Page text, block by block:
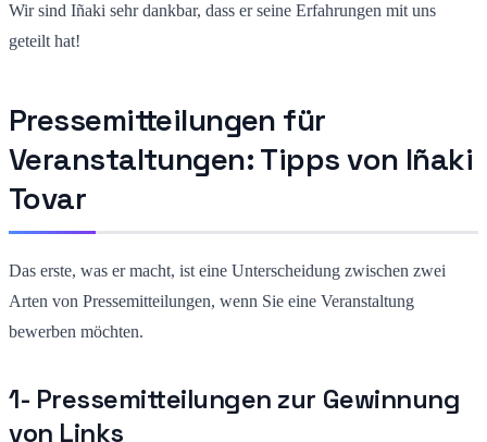
Wir sind Iñaki sehr dankbar, dass er seine Erfahrungen mit uns
geteilt hat!
Pressemitteilungen für
Veranstaltungen: Tipps von Iñaki
Tovar
Das erste, was er macht, ist eine Unterscheidung zwischen zwei
Arten von Pressemitteilungen, wenn Sie eine Veranstaltung
bewerben möchten.
1- Pressemitteilungen zur Gewinnung
von Links